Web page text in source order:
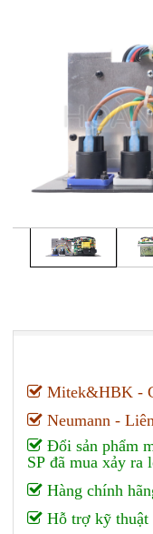
Mitek&HBK -
Neumann -
Đổi sản phẩm
SP đã mua xảy ra
Hàng chính
Hỗ trợ kỹ thuật